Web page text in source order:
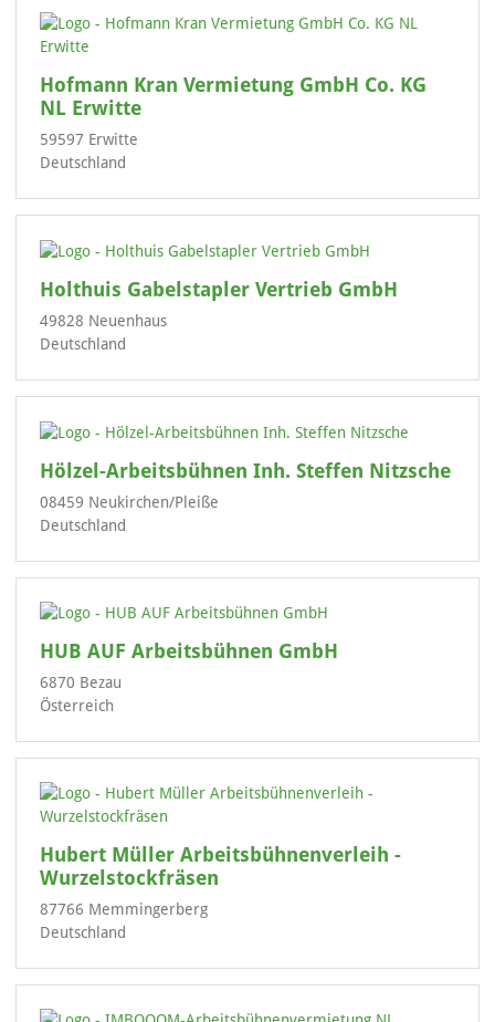
Hofmann Kran Vermietung GmbH Co. KG
NL Erwitte
59597 Erwitte
Deutschland
Holthuis Gabelstapler Vertrieb GmbH
49828 Neuenhaus
Deutschland
Hölzel-Arbeitsbühnen Inh. Steffen Nitzsche
08459 Neukirchen/Pleiße
Deutschland
HUB AUF Arbeitsbühnen GmbH
6870 Bezau
Österreich
Hubert Müller Arbeitsbühnenverleih -
Wurzelstockfräsen
87766 Memmingerberg
Deutschland